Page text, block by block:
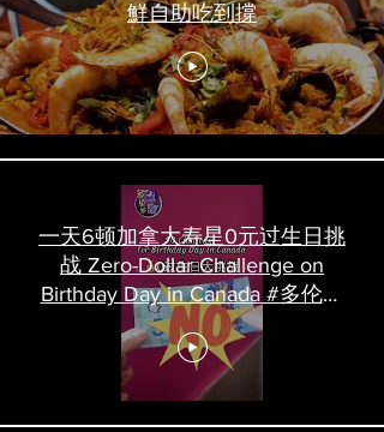
鮮自助吃到撐
一天6顿加拿大寿星0元过生日挑
战 Zero-Dollar Challenge on
Birthday Day in Canada #多伦多
吃喝玩乐 #多伦多美食
#torontofood